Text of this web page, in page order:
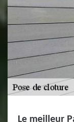
Le meilleur